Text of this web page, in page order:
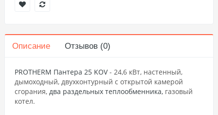
Описание Отзывов (0)
PROTHERM Пантера 25 KОV - 24,6 кВт, настенный,
дымоходный, двухконтурный с открытой камерой
сгорания, два раздельных теплообменника, газовый
котел.